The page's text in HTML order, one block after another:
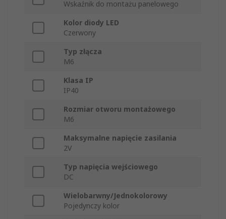
Wskaźnik do montażu panelowego
Kolor diody LED
Czerwony
Typ złącza
M6
Klasa IP
IP40
Rozmiar otworu montażowego
M6
Maksymalne napięcie zasilania
2V
Typ napięcia wejściowego
DC
Wielobarwny/Jednokolorowy
Pojedynczy kolor